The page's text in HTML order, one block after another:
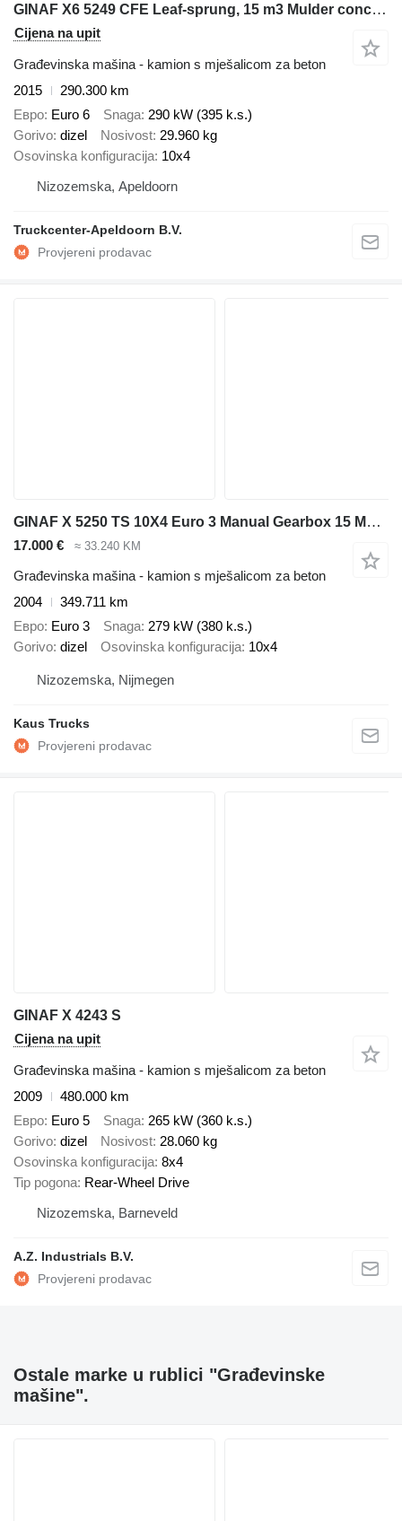
GINAF X6 5249 CFE Leaf-sprung, 15 m3 Mulder concrete mixer, 10x4
Cijena na upit
Građevinska mašina - kamion s mješalicom za beton
2015
290.300 km
Евро Euro 6 Snaga 290 kW (395 k.s.)
Gorivo dizel Nosivost 29.960 kg
Osovinska konfiguracija 10x4
Nizozemska, Apeldoorn
Truckcenter-Apeldoorn B.V.
GINAF X 5250 TS 10X4 Euro 3 Manual Gearbox 15 M3 Mulder mixer
17.000 € ≈ 33.240 KM
Građevinska mašina - kamion s mješalicom za beton
2004
349.711 km
Евро Euro 3 Snaga 279 kW (380 k.s.)
Gorivo dizel Osovinska konfiguracija 10x4
Nizozemska, Nijmegen
Kaus Trucks
GINAF X 4243 S
Cijena na upit
Građevinska mašina - kamion s mješalicom za beton
2009
480.000 km
Евро Euro 5 Snaga 265 kW (360 k.s.)
Gorivo dizel Nosivost 28.060 kg
Osovinska konfiguracija 8x4
Tip pogona Rear-Wheel Drive
Nizozemska, Barneveld
A.Z. Industrials B.V.
Ostale marke u rublici "Građevinske
mašine".